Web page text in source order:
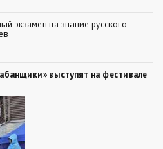
экзамен на знание русского
выступят на фестивале